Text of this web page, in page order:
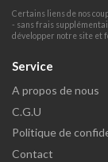
Certains liens de nos
- sans frais
développer notre site et
Service
A propos de nous
C.G.U
Politique de
Contact